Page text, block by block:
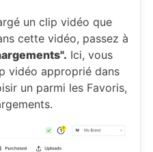
un clip vidéo que
cette vidéo, passez à
Ici, vous
vidéo approprié dans
un parmi les Favoris,